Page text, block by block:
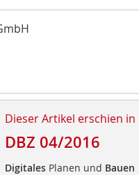
Dieser Artikel erschien in
DBZ 04/2016
DigitalesPlanen und Bauen